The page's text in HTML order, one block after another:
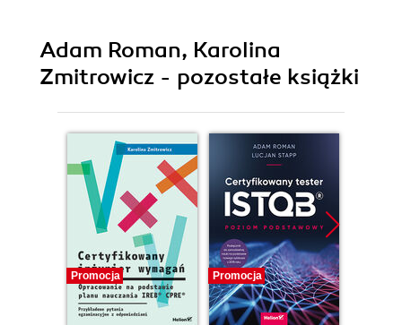
Adam Roman, Karolina
Zmitrowicz - pozostałe książki
Promocja Promocja